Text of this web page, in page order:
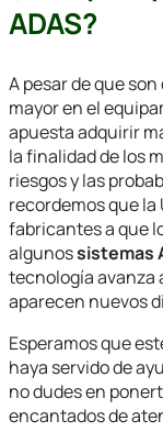
ADAS?
A pesar de que
mayor en el
apuesta adquirir
la finalidad de los
riesgos y las
recordemos que la
fabricantes a que
algunossistemas
tecnología avanza
aparecen nuevos
Esperamos que
haya servido de
no dudes en
encantados de